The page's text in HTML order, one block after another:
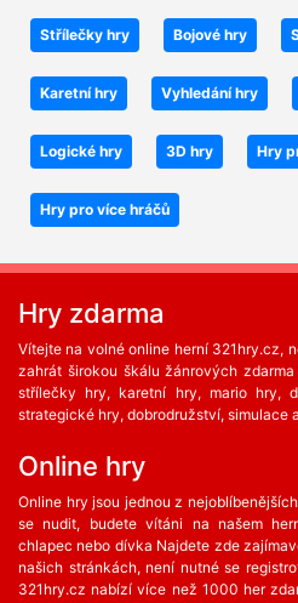
Střílečky hry Bojové hry
Karetní hry Vyhledání hry
Logické hry 3D hry Hry
Hry pro více hráčů
Hry zdarma
Vítejte na volné online herní 321hry.cz,
zahrát širokou škálu žánrových
střílečky hry, karetní hry, mario hry,
strategické hry, dobrodružství, simulace
Online hry
Online hry jsou jednou z
se nudit, budete vítáni na našem
chlapec nebo dívka Najdete zde
našich stránkách, není nutné se
321hry.cz nabízí více než 1000 her